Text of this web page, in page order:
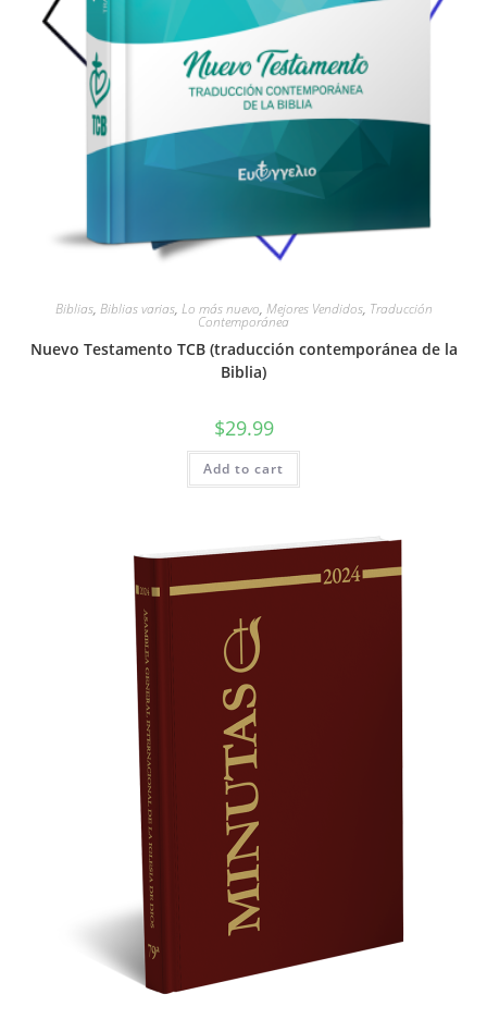
Biblias, Biblias varias, Lo más nuevo, Mejores Vendidos, Traducción
Contemporánea
Nuevo Testamento TCB (traducción contemporánea de la
Biblia)
$29.99
Add to cart